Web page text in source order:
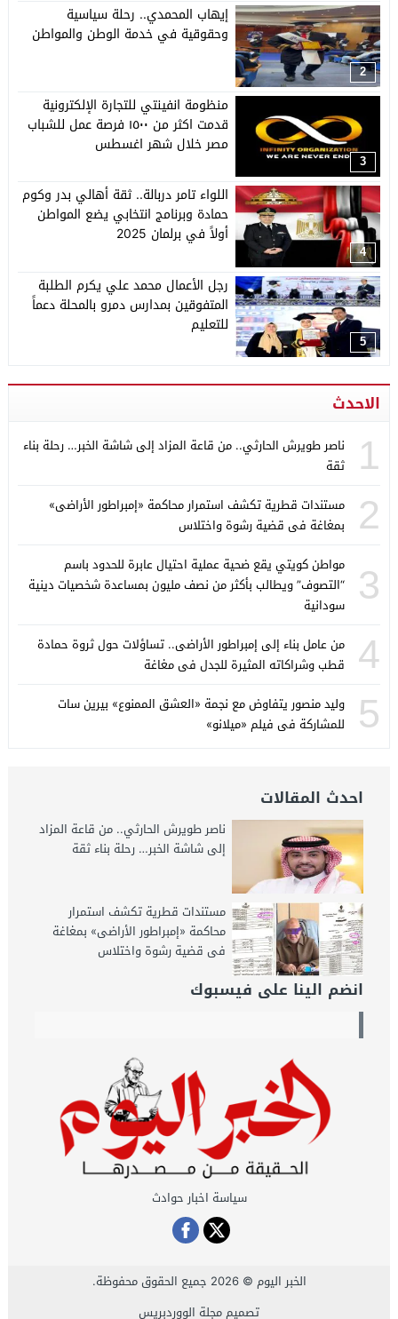
2
إيهاب المحمدي.. رحلة سياسية
وحقوقية في خدمة الوطن والمواطن
3
منظومة انفينتي للتجارة الإلكترونية
قدمت اكثر من ١٥٠٠ فرصة عمل للشباب
مصر خلال شهر اغسطس
4
اللواء تامر دربالة.. ثقة أهالي بدر وكوم
حمادة وبرنامج انتخابي يضع المواطن
أولاً في برلمان 2025
5
رجل الأعمال محمد علي يكرم الطلبة
المتفوقين بمدارس دمرو بالمحلة دعماً
للتعليم
الاحدث
1
ناصر طويرش الحارثي.. من قاعة المزاد إلى شاشة الخبر… رحلة بناء
ثقة
2
مستندات قطرية تكشف استمرار محاكمة «إمبراطور الأراضى»
بمغاغة فى قضية رشوة واختلاس
3
مواطن كويتي يقع ضحية عملية احتيال عابرة للحدود باسم
“التصوف” ويطالب بأكثر من نصف مليون بمساعدة شخصيات دينية
سودانية
4
من عامل بناء إلى إمبراطور الأراضى.. تساؤلات حول ثروة حمادة
قطب وشراكاته المثيرة للجدل فى مغاغة
5
وليد منصور يتفاوض مع نجمة «العشق الممنوع» بيرين سات
للمشاركة فى فيلم «ميلانو»
احدث المقالات
ناصر طويرش الحارثي.. من قاعة المزاد
إلى شاشة الخبر… رحلة بناء ثقة
مستندات قطرية تكشف استمرار
محاكمة «إمبراطور الأراضى» بمغاغة
فى قضية رشوة واختلاس
انضم الينا على فيسبوك
سياسة اخبار حوادث
الخبر اليوم © 2026 جميع الحقوق محفوظة.
تصميممجلة الووردبريس